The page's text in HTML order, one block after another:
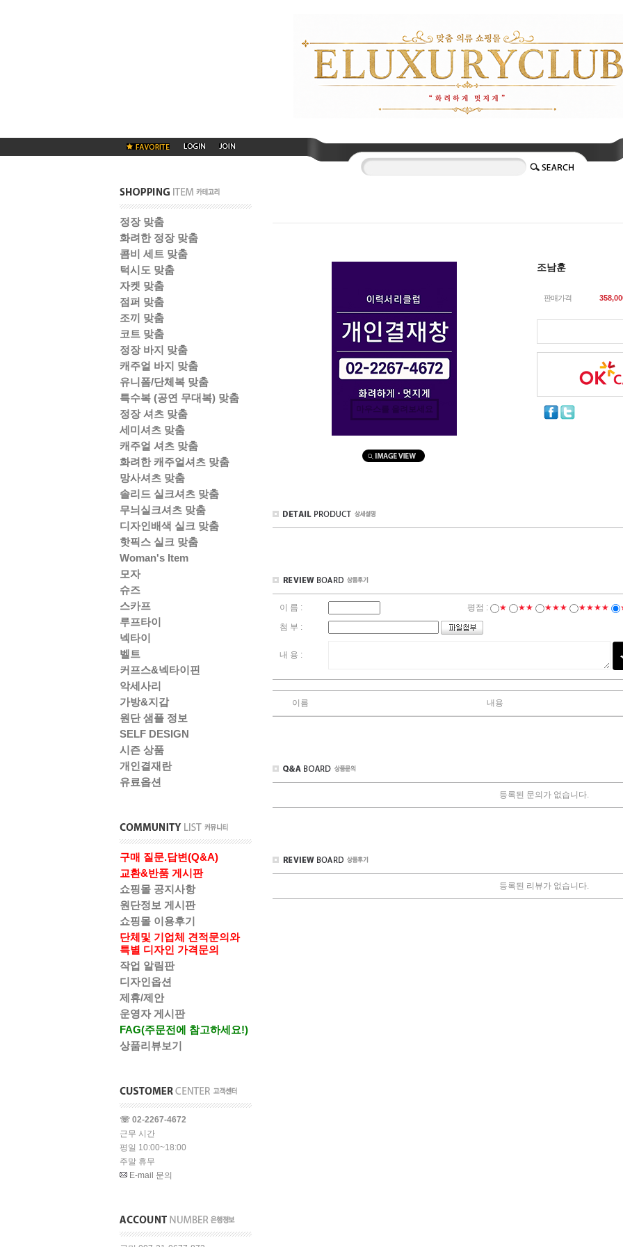
정장 맞춤
화려한 정장 맞춤
콤비 세트 맞춤
턱시도 맞춤
자켓 맞춤
점퍼 맞춤
조끼 맞춤
코트 맞춤
정장 바지 맞춤
캐주얼 바지 맞춤
유니폼/단체복 맞춤
특수복 (공연 무대복) 맞춤
정장 셔츠 맞춤
세미셔츠 맞춤
캐주얼 셔츠 맞춤
화려한 캐주얼셔츠 맞춤
망사셔츠 맞춤
솔리드 실크셔츠 맞춤
무늬실크셔츠 맞춤
디자인배색 실크 맞춤
핫픽스 실크 맞춤
Woman's Item
모자
슈즈
스카프
루프타이
넥타이
벨트
커프스&넥타이핀
악세사리
가방&지갑
원단 샘플 정보
SELF DESIGN
시즌 상품
개인결재란
유료옵션
구매 질문.답변(Q&A)
교환&반품 게시판
쇼핑몰 공지사항
원단정보 게시판
쇼핑몰 이용후기
단체및 기업체 견적문의와
특별 디자인 가격문의
작업 알림판
디자인옵션
제휴/제안
운영자 게시판
FAG(주문전에 참고하세요!)
상품리뷰보기
☏ 02-2267-4672
근무 시간
평일 10:00~18:00
주말 휴무
E-mail 문의
마우스를 올려보세요
조남훈
판매가격
이 름 : 평점 : ★ ★★ ★★★ ★★★★
첨 부 :
내 용 :
이름 내용
등록된 문의가 없습니다.
등록된 리뷰가 없습니다.